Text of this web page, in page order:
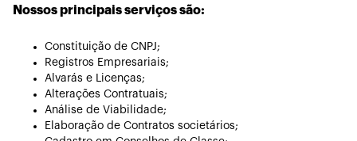
Nossos principais serviços são:
Constituição de CNPJ;
Registros Empresariais;
Alvarás e Licenças;
Alterações Contratuais;
Análise de Viabilidade;
Elaboração de Contratos societários;